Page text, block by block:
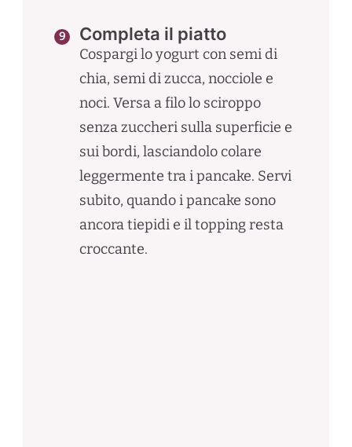
Completa il piatto
Cospargi lo yogurt con semi di
chia, semi di zucca, nocciole e
noci. Versa a filo lo sciroppo
senza zuccheri sulla superficie e
sui bordi, lasciandolo colare
leggermente tra i pancake. Servi
subito, quando i pancake sono
ancora tiepidi e il topping resta
croccante.